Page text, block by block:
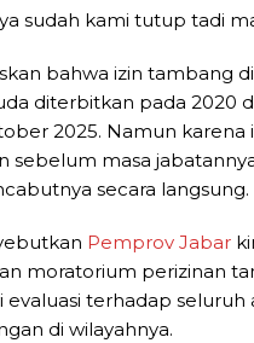
sudah kami tutup tadi
bahwa izin tambang
diterbitkan pada 2020
2025. Namun karena
sebelum masa
secara langsung.
Pemprov Jabar
moratorium perizinan
evaluasi terhadap seluruh
di wilayahnya.